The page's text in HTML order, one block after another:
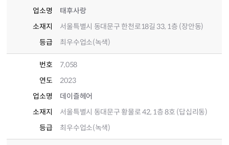
업소명
태후사랑
소재지
서울특별시 동대문구 한천로18길 33, 1층 (장안동)
등급
최우수업소(녹색)
번호
7,058
연도
2023
업소명
데이즐헤어
소재지
서울특별시 동대문구 황물로 42, 1층 8호 (답십리동)
등급
최우수업소(녹색)